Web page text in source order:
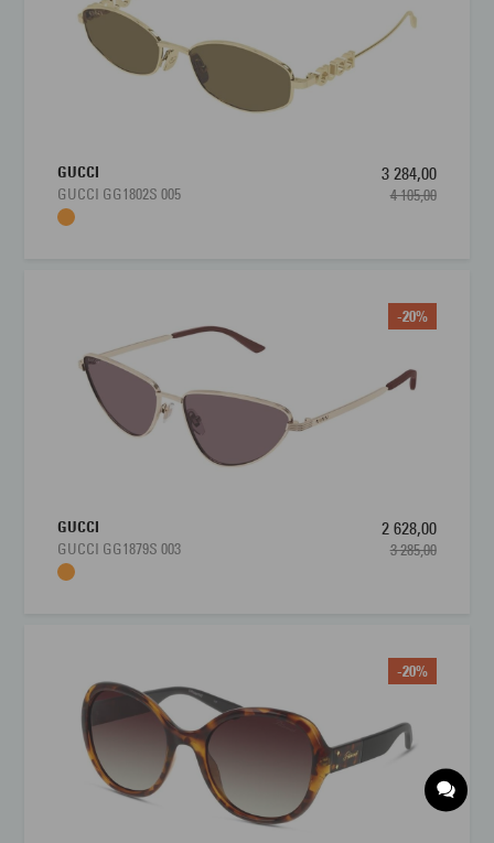
GUCCI
GUCCI GG1802S 005
3 284,00
4 105,00
-20%
GUCCI
GUCCI GG1879S 003
2 628,00
3 285,00
-20%